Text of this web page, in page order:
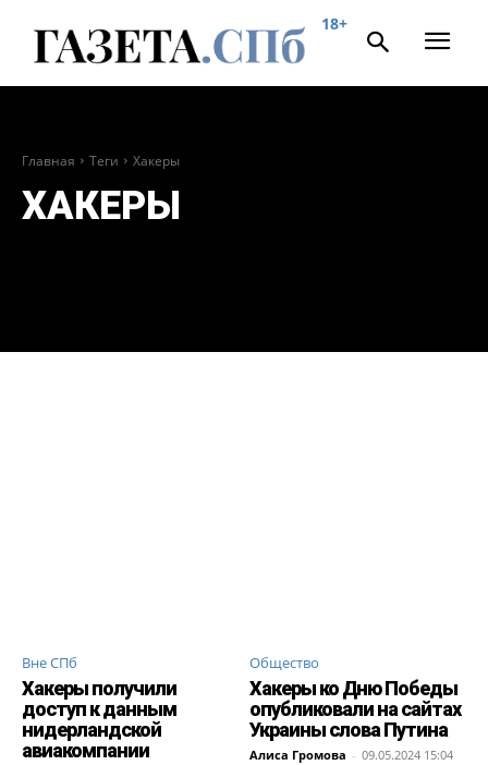
18+
Главная Теги Хакеры
ХАКЕРЫ
Вне СПб
Хакеры получили
доступ к данным
нидерландской
авиакомпании
Общество
Хакеры ко Дню Победы
опубликовали на сайтах
Украины слова Путина
Алиса Громова - 09.05.2024 15:04